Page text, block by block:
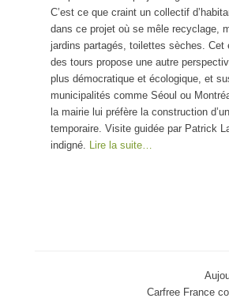
C’est ce que craint un collectif
dans ce projet où se mêle recyclage,
jardins partagés, toilettes sèches. Cet
des tours propose une autre
plus démocratique et écologique, et
municipalités comme Séoul ou
la mairie lui préfère la construction
temporaire. Visite guidée par Patrick
indigné. Lire la suite…
Carfree France